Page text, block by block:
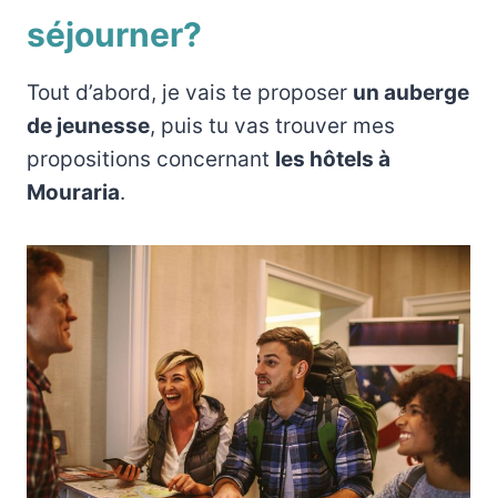
séjourner?
Tout d’abord, je vais te proposer un auberge
de jeunesse, puis tu vas trouver mes
propositions concernant les hôtels à
Mouraria.